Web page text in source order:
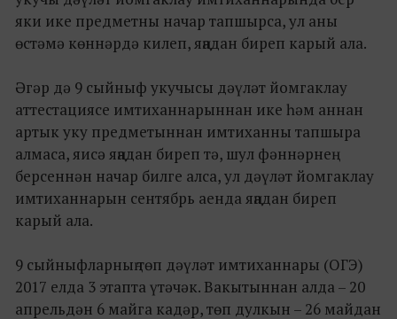
яки ике предметны начар тапшырса, ул аны
өстәмә көннәрдә килеп, яңадан биреп карый ала.
Әгәр дә 9 сыйныф укучысы дәүләт йомгаклау
аттестациясе имтиханнарыннан ике һәм аннан
артык уку предметыннан имтиханны тапшыра
алмаса, яисә яңадан биреп тә, шул фәннәрнең
берсеннән начар билге алса, ул дәүләт йомгаклау
имтиханнарын сентябрь аенда яңадан биреп
карый ала.
9 сыйныфларның төп дәүләт имтиханнары (ОГЭ)
2017 елда 3 этапта үтәчәк. Вакытыннан алда – 20
апрельдән 6 майга кадәр, төп дулкын – 26 майдан